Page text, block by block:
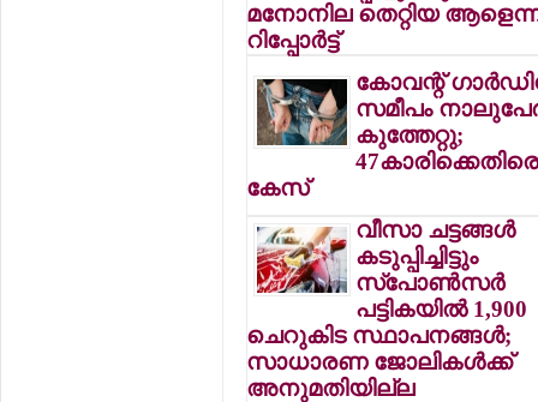
മനോനില തെറ്റിയ
റിപ്പോര്‍ട്ട്
കോവന്റ്
സമീപം
കുത്തേറ്റു;
കേസ്
വീസാ ചട്ടങ്ങള്‍
കടുപ്പിച്ചിട്ടും
സ്‌പോണ്‍സര്‍
പട്ടികയില്‍ 1,900
ചെറുകിട സ്ഥാപനങ്ങള്‍;
സാധാരണ ജോലികള്‍ക്ക്
അനുമതിയില്ല